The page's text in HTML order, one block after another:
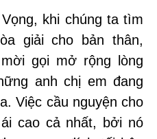
khi chúng ta tìm
giải cho bản thân,
gọi mở rộng lòng
anh chị em đang
Việc cầu nguyện cho
cao cả nhất, bởi nó